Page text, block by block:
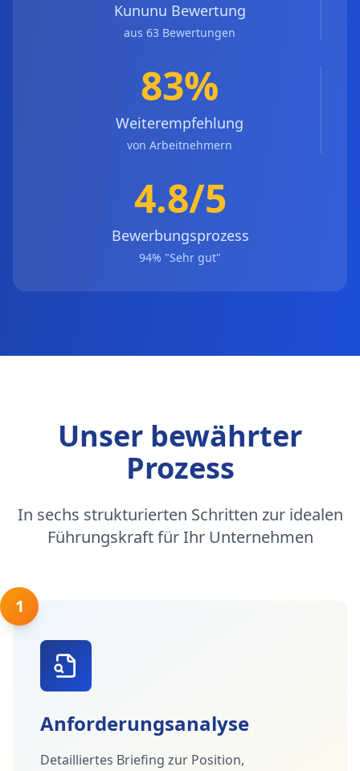
Kununu Bewertung
aus 63 Bewertungen
83%
Weiterempfehlung
von Arbeitnehmern
4.8/5
Bewerbungsprozess
94% "Sehr gut"
Unser bewährter
Prozess
In sechs strukturierten Schritten zur idealen
Führungskraft für Ihr Unternehmen
1
Anforderungsanalyse
Detailliertes Briefing zur Position,